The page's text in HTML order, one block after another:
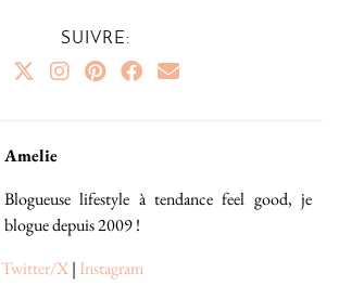
SUIVRE:
Amelie
Blogueuse lifestyle à tendance feel good, je
blogue depuis 2009 !
Twitter/X| Instagram